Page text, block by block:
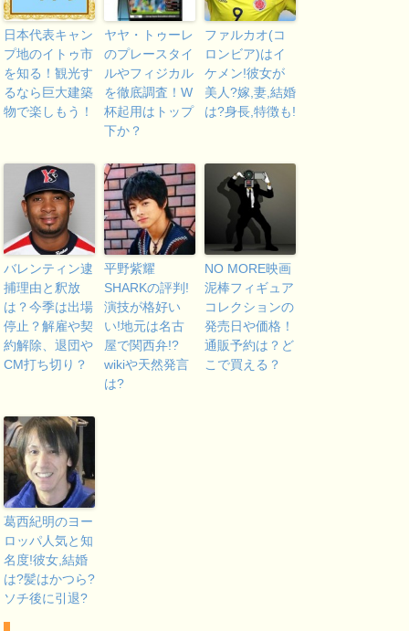
日本代表キャン
プ地のイトゥ市
を知る！観光す
るなら巨大建築
物で楽しもう！
ヤヤ・トゥーレ
のプレースタイ
ルやフィジカル
を徹底調査！W
杯起用はトップ
下か？
ファルカオ(コ
ロンビア)はイ
ケメン!彼女が
美人?嫁,妻,結婚
は?身長,特徴も!
バレンティン逮
捕理由と釈放
は？今季は出場
停止？解雇や契
約解除、退団や
CM打ち切り？
平野紫耀
SHARKの評判!
演技が格好い
い!地元は名古
屋で関西弁!?
wikiや天然発言
は?
NO MORE映画
泥棒フィギュア
コレクションの
発売日や価格！
通販予約は？ど
こで買える？
葛西紀明のヨー
ロッパ人気と知
名度!彼女,結婚
は?髪はかつら?
ソチ後に引退?